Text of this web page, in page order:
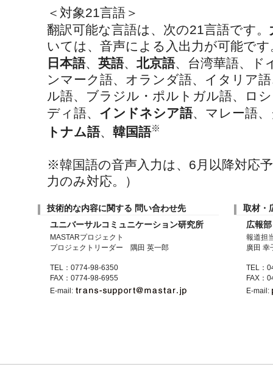
＜対象21言語＞
翻訳可能な言語は、次の21言語です。
いては、音声による入出力が可能です
日本語、 英語、 北京語、台湾華語、ド
ンマーク語、オランダ語、イタリア
ル語、ブラジル・ポルトガル語、ロ
ディ語、 インドネシア語、マレー語
トナム語、 韓国語※
※韓国語の音声入力は、6月以降対応
力のみ対応。）
技術的な内容に関する 問い合わせ先
ユニバーサルコミュニケーション研究所
MASTARプロジェクト
プロジェクトリーダー 隅田 英一郎
TEL：0774-98-6350
FAX：0774-98-6955
E-mail:
取材・
広報部
報道担
廣田 幸
TEL：
FAX：
E-mail: